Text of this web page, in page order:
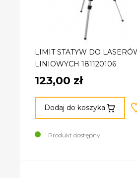
LIMIT STATYW DO
LINIOWYCH 181120106
123,00 zł
Dodaj do koszyka
Produkt dostępny